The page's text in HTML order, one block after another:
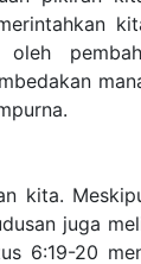
kita.
juga
6:19-20